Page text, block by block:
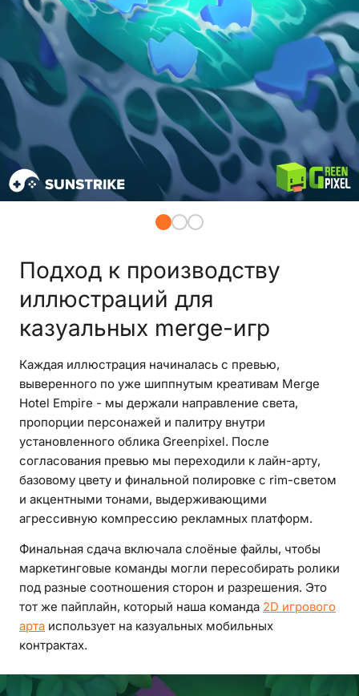
Подход к производству
иллюстраций для
казуальных merge-игр
Каждая иллюстрация начиналась с превью,
выверенного по уже шиппнутым креативам Merge
Hotel Empire - мы держали направление света,
пропорции персонажей и палитру внутри
установленного облика Greenpixel. После
согласования превью мы переходили к лайн-арту,
базовому цвету и финальной полировке с rim-светом
и акцентными тонами, выдерживающими
агрессивную компрессию рекламных платформ.
Финальная сдача включала слоёные файлы, чтобы
маркетинговые команды могли пересобирать ролики
под разные соотношения сторон и разрешения. Это
тот же пайплайн, который наша команда 2D игрового
арта использует на казуальных мобильных
контрактах.